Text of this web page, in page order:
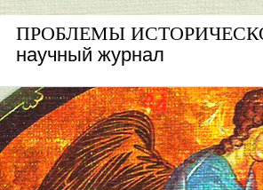
ПРОБЛЕМЫ
научный журнал